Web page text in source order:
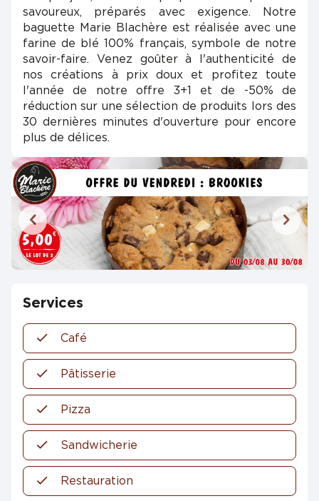
savoureux, préparés avec exigence. Notre
baguette Marie Blachère est réalisée avec une
farine de blé 100% français, symbole de notre
savoir-faire. Venez goûter à l'authenticité de
nos créations à prix doux et profitez toute
l'année de notre offre 3+1 et de -50% de
réduction sur une sélection de produits lors des
30 dernières minutes d'ouverture pour encore
plus de délices.
Services
Café
Pâtisserie
Pizza
Sandwicherie
Restauration